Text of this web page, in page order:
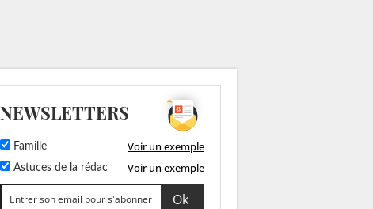
NEWSLETTERS
Famille Voir un exemple
Astuces de la rédac Voir un exemple